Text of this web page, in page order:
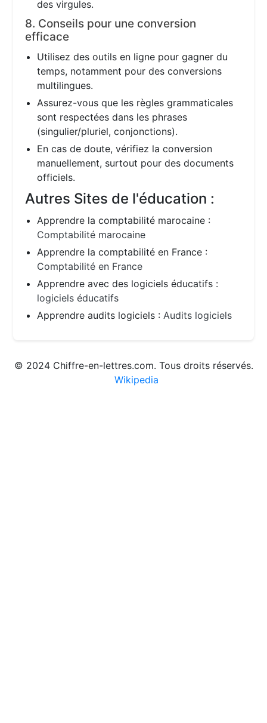
des virgules.
8. Conseils pour une conversion
efficace
Utilisez des outils en ligne pour gagner du
temps, notamment pour des conversions
multilingues.
Assurez-vous que les règles grammaticales
sont respectées dans les phrases
(singulier/pluriel, conjonctions).
En cas de doute, vérifiez la conversion
manuellement, surtout pour des documents
officiels.
Autres Sites de l'éducation :
Apprendre la comptabilité marocaine :
Comptabilité marocaine
Apprendre la comptabilité en France :
Comptabilité en France
Apprendre avec des logiciels éducatifs :
logiciels éducatifs
Apprendre audits logiciels :Audits logiciels
© 2024 Chiffre-en-lettres.com. Tous droits réservés.
Wikipedia